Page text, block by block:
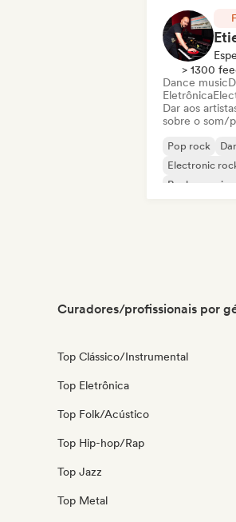
> 1300
Dance music
Eletrônica
Dar aos
sobre o som/
Pop rock
Electronic
Rock
Curadores/profissionais por
Top Clássico/Instrumental
Top Eletrônica
Top Folk/Acústico
Top Hip-hop/Rap
Top Jazz
Top Metal